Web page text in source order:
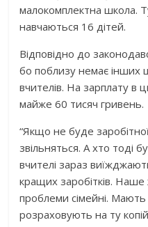
малокомплектна школа.
навчаються 16 дітей.
Відповідно до
бо поблизу немає інших
вчителів. На зарплату в
майже 60 тисяч гривень.
“Якщо не буде
звільняться. А хто тоді
вчителі зараз
кращих заробітків.
проблеми сімейні.
розраховують на ту